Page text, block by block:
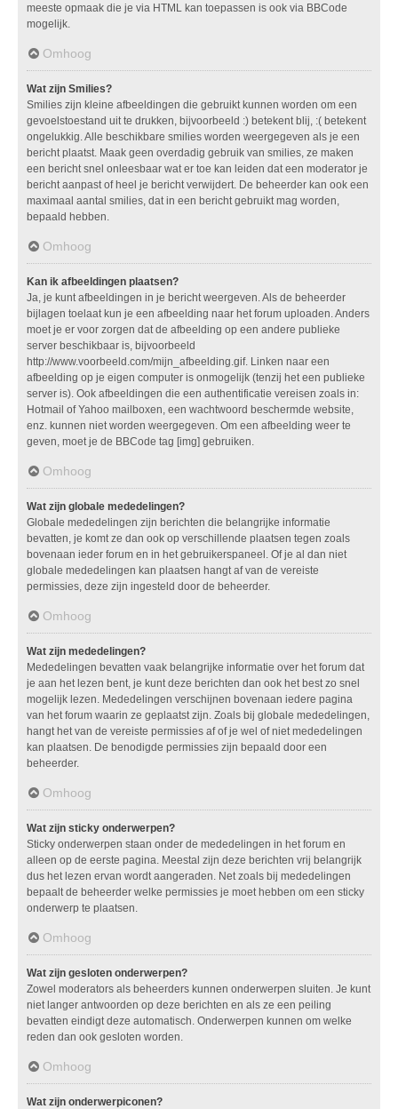
meeste opmaak die je via HTML kan toepassen is ook via BBCode
mogelijk.
Omhoog
Wat zijn Smilies?
Smilies zijn kleine afbeeldingen die gebruikt kunnen worden om een
gevoelstoestand uit te drukken, bijvoorbeeld :) betekent blij, :( betekent
ongelukkig. Alle beschikbare smilies worden weergegeven als je een
bericht plaatst. Maak geen overdadig gebruik van smilies, ze maken
een bericht snel onleesbaar wat er toe kan leiden dat een moderator je
bericht aanpast of heel je bericht verwijdert. De beheerder kan ook een
maximaal aantal smilies, dat in een bericht gebruikt mag worden,
bepaald hebben.
Omhoog
Kan ik afbeeldingen plaatsen?
Ja, je kunt afbeeldingen in je bericht weergeven. Als de beheerder
bijlagen toelaat kun je een afbeelding naar het forum uploaden. Anders
moet je er voor zorgen dat de afbeelding op een andere publieke
server beschikbaar is, bijvoorbeeld
http://www.voorbeeld.com/mijn_afbeelding.gif. Linken naar een
afbeelding op je eigen computer is onmogelijk (tenzij het een publieke
server is). Ook afbeeldingen die een authentificatie vereisen zoals in:
Hotmail of Yahoo mailboxen, een wachtwoord beschermde website,
enz. kunnen niet worden weergegeven. Om een afbeelding weer te
geven, moet je de BBCode tag [img] gebruiken.
Omhoog
Wat zijn globale mededelingen?
Globale mededelingen zijn berichten die belangrijke informatie
bevatten, je komt ze dan ook op verschillende plaatsen tegen zoals
bovenaan ieder forum en in het gebruikerspaneel. Of je al dan niet
globale mededelingen kan plaatsen hangt af van de vereiste
permissies, deze zijn ingesteld door de beheerder.
Omhoog
Wat zijn mededelingen?
Mededelingen bevatten vaak belangrijke informatie over het forum dat
je aan het lezen bent, je kunt deze berichten dan ook het best zo snel
mogelijk lezen. Mededelingen verschijnen bovenaan iedere pagina
van het forum waarin ze geplaatst zijn. Zoals bij globale mededelingen,
hangt het van de vereiste permissies af of je wel of niet mededelingen
kan plaatsen. De benodigde permissies zijn bepaald door een
beheerder.
Omhoog
Wat zijn sticky onderwerpen?
Sticky onderwerpen staan onder de mededelingen in het forum en
alleen op de eerste pagina. Meestal zijn deze berichten vrij belangrijk
dus het lezen ervan wordt aangeraden. Net zoals bij mededelingen
bepaalt de beheerder welke permissies je moet hebben om een sticky
onderwerp te plaatsen.
Omhoog
Wat zijn gesloten onderwerpen?
Zowel moderators als beheerders kunnen onderwerpen sluiten. Je kunt
niet langer antwoorden op deze berichten en als ze een peiling
bevatten eindigt deze automatisch. Onderwerpen kunnen om welke
reden dan ook gesloten worden.
Omhoog
Wat zijn onderwerpiconen?